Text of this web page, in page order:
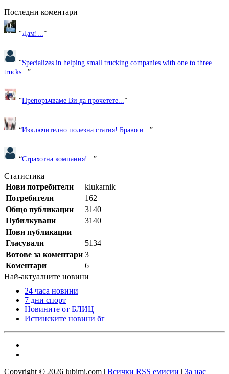
Последни коментари
“Дам!... ”
“Specializes in helping small trucking companies with one to three
trucks... ”
“Препоръчваме Ви да прочетете...”
“Изключително полезна статия! Браво и... ”
“Страхотна компания!... ”
Статистика
Нови потребители
klukarnik
Потребители
162
Общо публикации
3140
Пубилкувани
3140
Нови публикации
Гласували
5134
Вотове за коментари 3
Коментари
6
Най-актуалните новини
24 часа новини
7 дни спорт
Новините от БЛИЦ
Истинските новини бг
Copyright © 2026 lubimi.com | Всички RSS емисии | За нас |